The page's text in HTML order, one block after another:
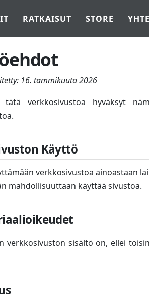
RATKAISUT STORE
16. tammikuuta 2026
tätä verkkosivustoa hyväksyt
Käyttö
verkkosivustoa ainoastaan
mahdollisuuttaan käyttää sivustoa.
verkkosivuston sisältö on, ellei